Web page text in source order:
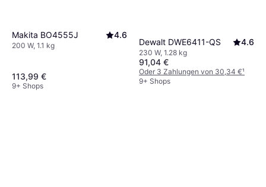
Makita BO4555J 4.6
200 W, 1.1 kg
113,99 €
9+ Shops
Dewalt DWE6411-QS 4.6
230 W, 1.28 kg
91,04 €
Oder 3 Zahlungen von 30,34 €¹
9+ Shops